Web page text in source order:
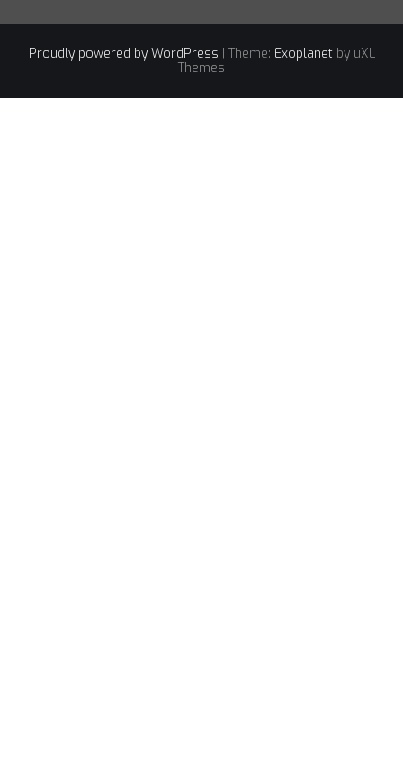
Proudly powered by WordPress | Theme: Exoplanetby uXL
Themes